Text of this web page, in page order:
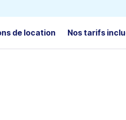
de location Nos tarifs